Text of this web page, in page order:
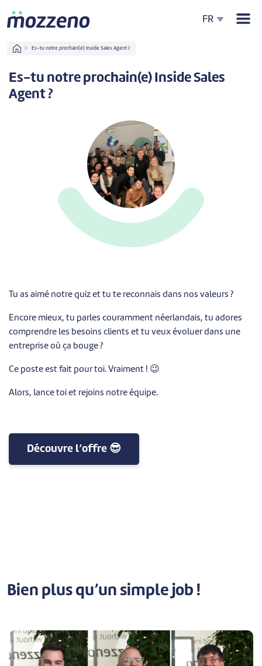
FR
Home
Es-tu notre prochain(e) Inside Sales Agent ?
Es-tu notre prochain(e) Inside Sales
Agent ?
Tu as aimé notre quiz et tu te reconnais dans nos valeurs ?
Encore mieux, tu parles couramment néerlandais, tu adores
comprendre les besoins clients et tu veux évoluer dans une
entreprise où ça bouge ?
Ce poste est fait pour toi. Vraiment ! 😉
Alors, lance toi et rejoins notre équipe.
Découvre l’offre 😎
Bien plus qu’un simple job !